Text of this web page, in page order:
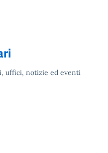
uffici, notizie ed eventi